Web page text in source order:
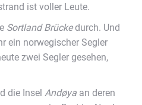
ist voller Leute.
Sortland Brückedurch. Und
ein norwegischer Segler
zwei Segler gesehen,
die Insel Andøya an deren